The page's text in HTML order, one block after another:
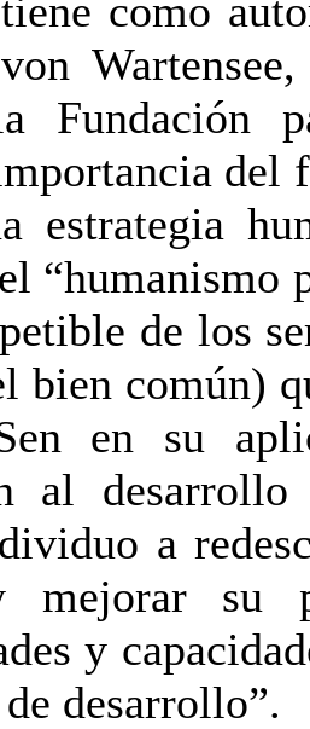
como
Fundación
del
estrategia
“humanismo
de los
bien común)
en su
al
a
mejorar su
y
desarrollo”.